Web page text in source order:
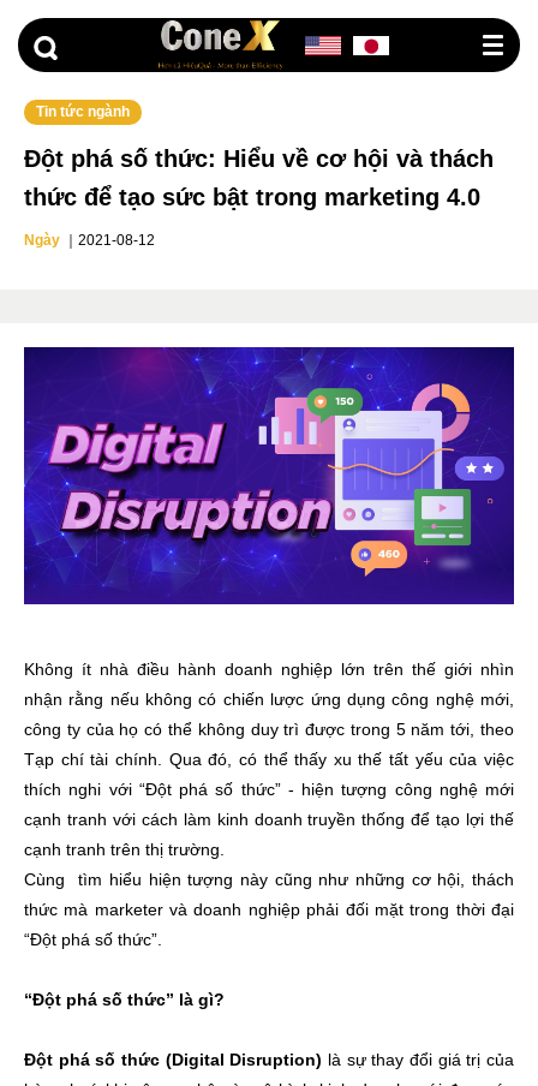
Tin tức ngành
Đột phá số thức: Hiểu về cơ hội và thách
thức để tạo sức bật trong marketing 4.0
Ngày 2021-08-12
Không ít nhà điều hành doanh nghiệp lớn trên thế giới nhìn
nhận rằng nếu không có chiến lược ứng dụng công nghệ mới,
công ty của họ có thể không duy trì được trong 5 năm tới, theo
Tạp chí tài chính. Qua đó, có thể thấy xu thế tất yếu của việc
thích nghi với “Đột phá số thức” - hiện tượng công nghệ mới
cạnh tranh với cách làm kinh doanh truyền thống để tạo lợi thế
cạnh tranh trên thị trường.
Cùng tìm hiểu hiện tượng này cũng như những cơ hội, thách
thức mà marketer và doanh nghiệp phải đối mặt trong thời đại
“Đột phá số thức”.
“Đột phá số thức” là gì?
Đột phá số thức (Digital Disruption) là sự thay đổi giá trị của